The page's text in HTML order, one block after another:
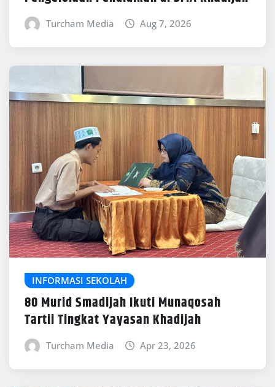
Turcham Media Aug 7, 2026
INFORMASI SEKOLAH
80 Murid Smadijah Ikuti Munaqosah
Tartil Tingkat Yayasan Khadijah
Turcham Media Apr 23, 2026